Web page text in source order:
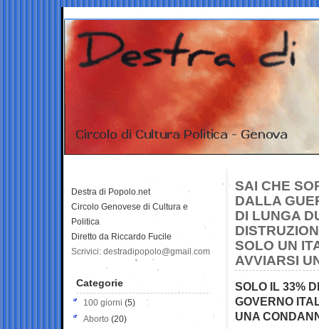
SAI CHE
DALLA
DI LUNGA
SOLO UN
AVVIARSI
SOLO IL 33%
GOVERNO
UNA
Destra di Popolo.net
Circolo Genovese di Cultura e
Politica
Diretto da Riccardo Fucile
Scrivici: destradipopolo@gmail.com
Categorie
100 giorni (5)
Aborto (20)